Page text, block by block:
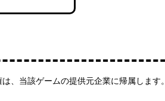
、当該ゲームの提供元企業に帰属します。